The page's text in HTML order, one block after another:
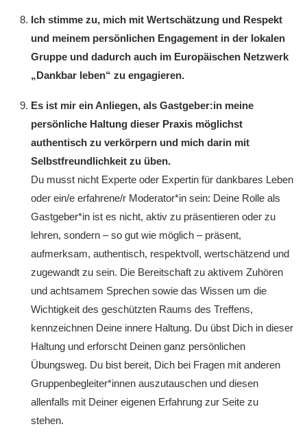
Ich stimme zu, mich mit Wertschätzung und Respekt
und meinem persönlichen Engagement in der lokalen
Gruppe und dadurch auch im Europäischen Netzwerk
„Dankbar leben“ zu engagieren.
Es ist mir ein Anliegen, als Gastgeber:in meine
persönliche Haltung dieser Praxis möglichst
authentisch zu verkörpern und mich darin mit
Selbstfreundlichkeit zu üben.
Du musst nicht Experte oder Expertin für dankbares Leben
oder ein/e erfahrene/r Moderator*in sein: Deine Rolle als
Gastgeber*in ist es nicht, aktiv zu präsentieren oder zu
lehren, sondern – so gut wie möglich – präsent,
aufmerksam, authentisch, respektvoll, wertschätzend und
zugewandt zu sein. Die Bereitschaft zu aktivem Zuhören
und achtsamem Sprechen sowie das Wissen um die
Wichtigkeit des geschützten Raums des Treffens,
kennzeichnen Deine innere Haltung. Du übst Dich in dieser
Haltung und erforscht Deinen ganz persönlichen
Übungsweg. Du bist bereit, Dich bei Fragen mit anderen
Gruppenbegleiter*innen auszutauschen und diesen
allenfalls mit Deiner eigenen Erfahrung zur Seite zu
stehen.